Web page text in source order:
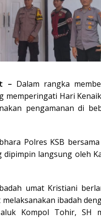
– Dalam rangka
memperingati Hari
pengamanan di
Polres KSB
langsung oleh
umat Kristiani
ibadah
Kompol Tohir, SH